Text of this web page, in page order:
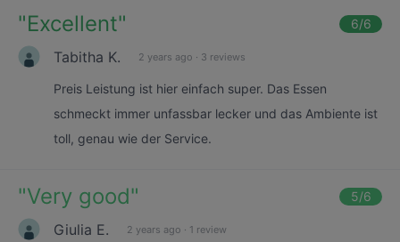
"Excellent" 6/6
Tabitha K. 2 years ago · 3 reviews
Preis Leistung ist hier einfach super. Das Essen
schmeckt immer unfassbar lecker und das Ambiente ist
toll, genau wie der Service.
"Very good" 5/6
Giulia E. 2 years ago · 1 review